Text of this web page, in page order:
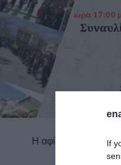
If
Η αφίσα για το